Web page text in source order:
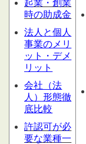
起業・創業
時の助成金
法人と個人
事業のメリ
ット・デメ
リット
会社（法
人）形態徹
底比較
許認可が必
要な業種一